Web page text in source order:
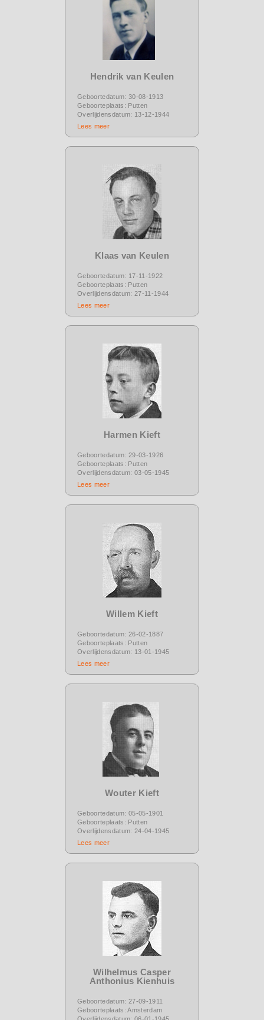
Hendrik van Keulen
Geboortedatum: 30-08-1913
Geboorteplaats: Putten
Overlijdensdatum: 13-12-1944
Lees meer
Klaas van Keulen
Geboortedatum: 17-11-1922
Geboorteplaats: Putten
Overlijdensdatum: 27-11-1944
Lees meer
Harmen Kieft
Geboortedatum: 29-03-1926
Geboorteplaats: Putten
Overlijdensdatum: 03-05-1945
Lees meer
Willem Kieft
Geboortedatum: 26-02-1887
Geboorteplaats: Putten
Overlijdensdatum: 13-01-1945
Lees meer
Wouter Kieft
Geboortedatum: 05-05-1901
Geboorteplaats: Putten
Overlijdensdatum: 24-04-1945
Lees meer
Wilhelmus Casper
Anthonius Kienhuis
Geboortedatum: 27-09-1911
Geboorteplaats: Amsterdam